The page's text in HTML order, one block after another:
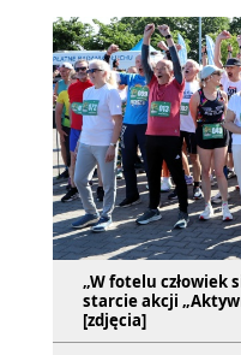
„W fotelu człowiek
starcie akcji
[zdjęcia]